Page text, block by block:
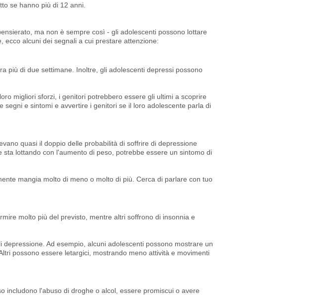
se hanno più di 12 anni.
ma non è sempre così - gli adolescenti possono lottare
ecco alcuni dei segnali a cui prestare attenzione:
più di due settimane. Inoltre, gli adolescenti depressi possono
migliori sforzi, i genitori potrebbero essere gli ultimi a scoprire
e sintomi e avvertire i genitori se il loro adolescente parla di
quasi il doppio delle probabilità di soffrire di depressione
lottando con l'aumento di peso, potrebbe essere un sintomo di
mangia molto di meno o molto di più. Cerca di parlare con tuo
molto più del previsto, mentre altri soffrono di insonnia e
Ad esempio, alcuni adolescenti possono mostrare un
possono essere letargici, mostrando meno attività e movimenti
includono l'abuso di droghe o alcol, essere promiscui o avere